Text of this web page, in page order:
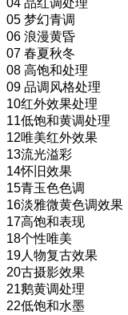
04 品红调处理
05 梦幻青调
06 浪漫黄昏
07 春夏秋冬
08 高饱和处理
09 品调风格处理
10红外效果处理
11低饱和黄调处理
12唯美红外效果
13流光溢彩
14怀旧效果
15青玉色色调
16淡雅微黄色调效果
17高饱和表现
18个性唯美
19人物复古效果
20古摄影效果
21鹅黄调处理
22低饱和水墨